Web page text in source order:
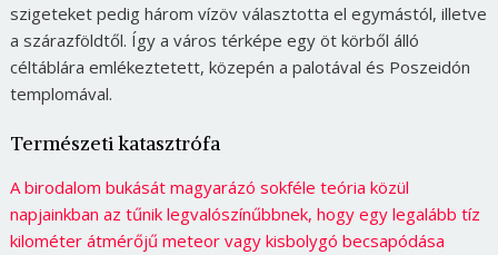
szigeteket pedig három vízöv választotta el egymástól, illetve
a szárazföldtől. Így a város térképe egy öt körből álló
céltáblára emlékeztetett, közepén a palotával és Poszeidón
templomával.
Természeti katasztrófa
A birodalom bukását magyarázó sokféle teória közül
napjainkban az tűnik legvalószínűbbnek, hogy egy legalább tíz
kilométer átmérőjű meteor vagy kisbolygó becsapódása